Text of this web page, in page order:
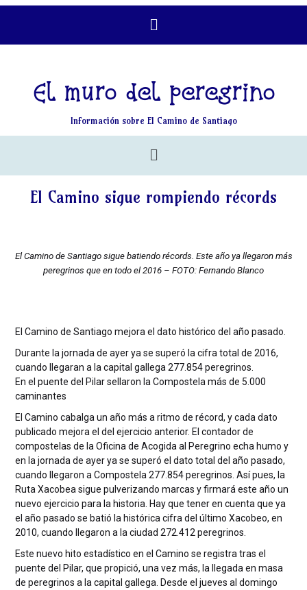
El muro del peregrino
Información sobre El Camino de Santiago
El Camino sigue rompiendo récords
El Camino de Santiago sigue batiendo récords. Este año ya llegaron más
peregrinos que en todo el 2016 – FOTO: Fernando Blanco
El Camino de Santiago mejora el dato histórico del año pasado.
Durante la jornada de ayer ya se superó la cifra total de 2016,
cuando llegaran a la capital gallega 277.854 peregrinos.
En el puente del Pilar sellaron la Compostela más de 5.000
caminantes
El Camino cabalga un año más a ritmo de récord, y cada dato
publicado mejora el del ejercicio anterior. El contador de
compostelas de la Oficina de Acogida al Peregrino echa humo y
en la jornada de ayer ya se superó el dato total del año pasado,
cuando llegaron a Compostela 277.854 peregrinos. Así pues, la
Ruta Xacobea sigue pulverizando marcas y firmará este año un
nuevo ejercicio para la historia. Hay que tener en cuenta que ya
el año pasado se batió la histórica cifra del último Xacobeo, en
2010, cuando llegaron a la ciudad 272.412 peregrinos.
Este nuevo hito estadístico en el Camino se registra tras el
puente del Pilar, que propició, una vez más, la llegada en masa
de peregrinos a la capital gallega. Desde el jueves al domingo